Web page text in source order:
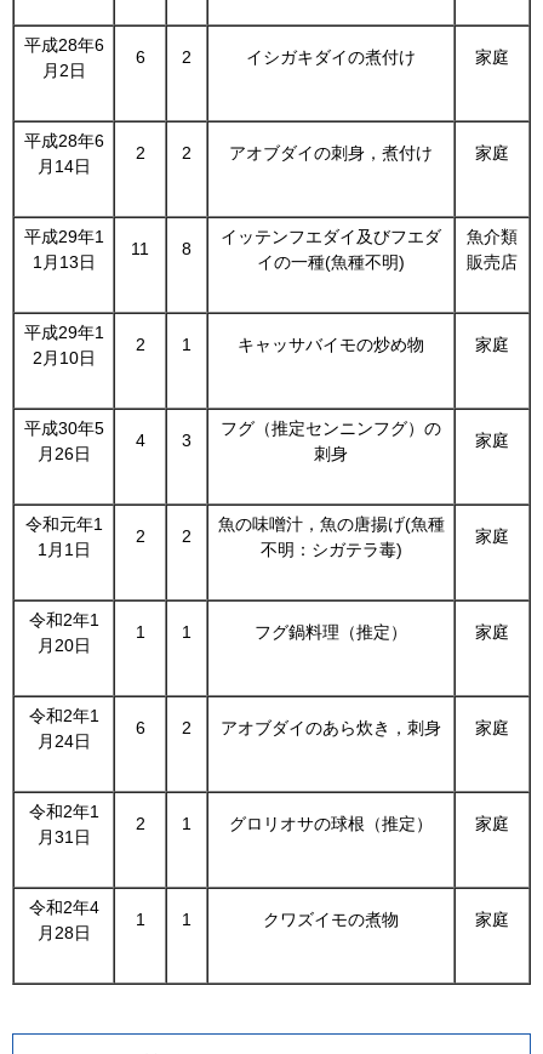
平成28年6
月2日
6 2 イシガキダイの煮付け 家庭
平成28年6
月14日
2 2 アオブダイの刺身，煮付け 家庭
平成29年1
1月13日
11 8
イッテンフエダイ及びフエダ
イの一種(魚種不明)
魚介類
販売店
平成29年1
2月10日
2 1 キャッサバイモの炒め物 家庭
平成30年5
月26日
4 3
フグ（推定センニンフグ）の
刺身
家庭
令和元年1
1月1日
2 2
魚の味噌汁，魚の唐揚げ(魚種
不明：シガテラ毒)
家庭
令和2年1
月20日
1 1 フグ鍋料理（推定） 家庭
令和2年1
月24日
6 2 アオブダイのあら炊き，刺身 家庭
令和2年1
月31日
2 1 グロリオサの球根（推定） 家庭
令和2年4
月28日
1 1 クワズイモの煮物 家庭